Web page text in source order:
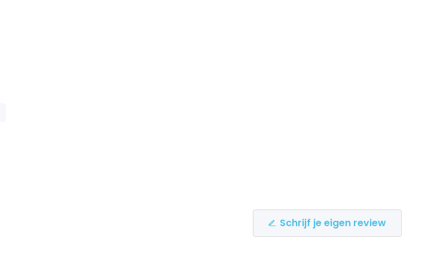
Schrijf je eigen review